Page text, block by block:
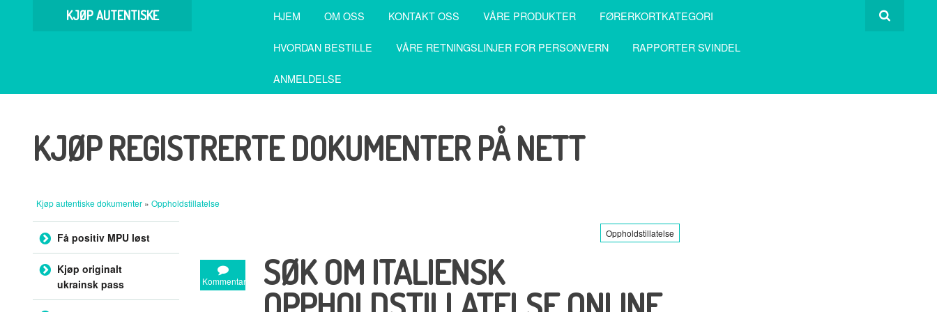
KJØP AUTENTISKE HJEM OM OSS KONTAKT OSS VÅRE PRODUKTER FØRERKORTKATEGORI
HVORDAN BESTILLE VÅRE RETNINGSLINJER FOR PERSONVERN RAPPORTER SVINDEL
ANMELDELSE
KJØP REGISTRERTE DOKUMENTER PÅ NETT
Kjøp autentiske dokumenter » Oppholdstillatelse
Kommentar
Oppholdstillatelse
SØK OM ITALIENSK
Hopp til innholdet
Få positiv MPU løst
Kjøp originalt
ukrainsk pass